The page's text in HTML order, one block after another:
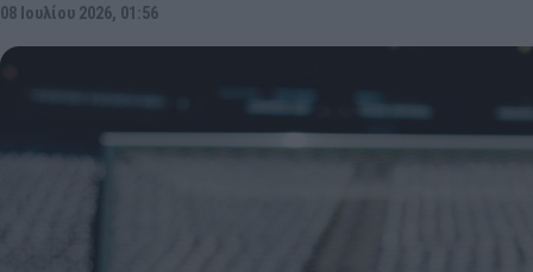
08 Ιουλίου 2026, 01:56